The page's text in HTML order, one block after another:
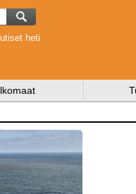
heti